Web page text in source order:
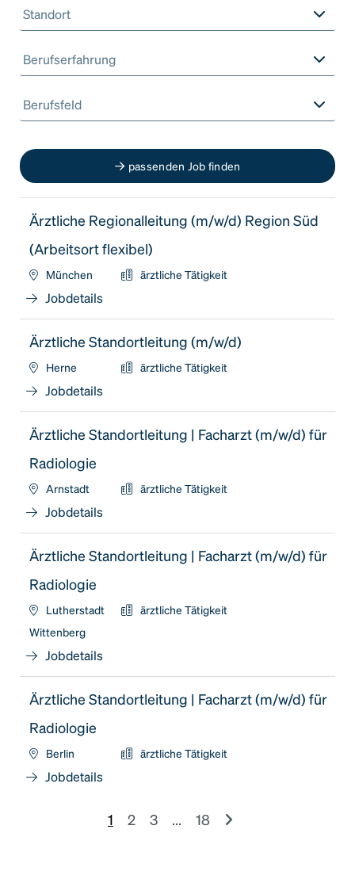
Standort
Berufserfahrung
Berufsfeld
passenden Job finden
Ärztliche Regionalleitung (m/w/d) Region Süd
(Arbeitsort flexibel)
München ärztliche Tätigkeit
Jobdetails
Ärztliche Standortleitung (m/w/d)
Herne ärztliche Tätigkeit
Jobdetails
Ärztliche Standortleitung | Facharzt (m/w/d) für
Radiologie
Arnstadt ärztliche Tätigkeit
Jobdetails
Ärztliche Standortleitung | Facharzt (m/w/d) für
Radiologie
Lutherstadt
Wittenberg
ärztliche Tätigkeit
Jobdetails
Ärztliche Standortleitung | Facharzt (m/w/d) für
Radiologie
Berlin ärztliche Tätigkeit
Jobdetails
1 2 3 ... 18